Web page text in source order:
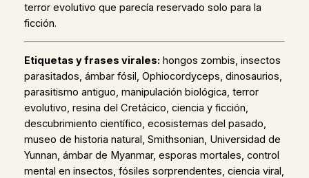
terror evolutivo que parecía reservado solo para la
ficción.
Etiquetas y frases virales: hongos zombis, insectos
parasitados, ámbar fósil, Ophiocordyceps, dinosaurios,
parasitismo antiguo, manipulación biológica, terror
evolutivo, resina del Cretácico, ciencia y ficción,
descubrimiento científico, ecosistemas del pasado,
museo de historia natural, Smithsonian, Universidad de
Yunnan, ámbar de Myanmar, esporas mortales, control
mental en insectos, fósiles sorprendentes, ciencia viral,